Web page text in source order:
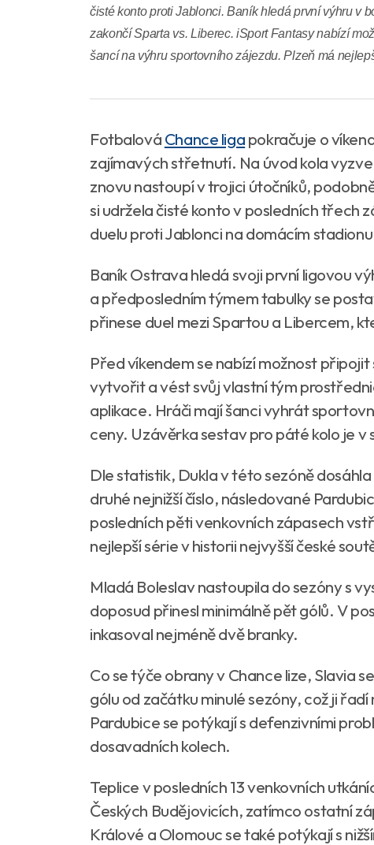
čisté konto proti Jablonci. Baník hledá první výhru v
zakončí Sparta vs. Liberec. iSport Fantasy nabízí
šancí na výhru sportovního zájezdu. Plzeň má
FotbalováChance ligapokračuje o
zajímavých střetnutí. Na úvod kola
znovu nastoupí v trojici útočníků,
si udržela čisté konto v posledních třech
duelu proti Jablonci na domácím
Baník Ostrava hledá svoji první ligovou
a předposledním týmem tabulky se
přinese duel mezi Spartou a Libercem,
Před víkendem se nabízí možnost
vytvořit a vést svůj vlastní tým
aplikace. Hráči mají šanci vyhrát
ceny. Uzávěrka sestav pro páté kolo je v
Dle statistik, Dukla v této sezóně
druhé nejnižší číslo, následované
posledních pěti venkovních zápasech
nejlepší série v historii nejvyšší české
Mladá Boleslav nastoupila do sezóny s
doposud přinesl minimálně pět gólů. V
inkasoval nejméně dvě branky.
Co se týče obrany v Chance lize, Slavia
gólu od začátku minulé sezóny, což ji
Pardubice se potýkají s defenzivními
dosavadních kolech.
Teplice v posledních 13 venkovních
Českých Budějovicích, zatímco ostatní
Králové a Olomouc se také potýkají s